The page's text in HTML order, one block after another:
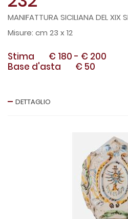
MANIFATTURA SICILIANA DEL
cm 23 x 12
Stima € 180 - € 200
Base d'asta
€ 50
DETTAGLIO